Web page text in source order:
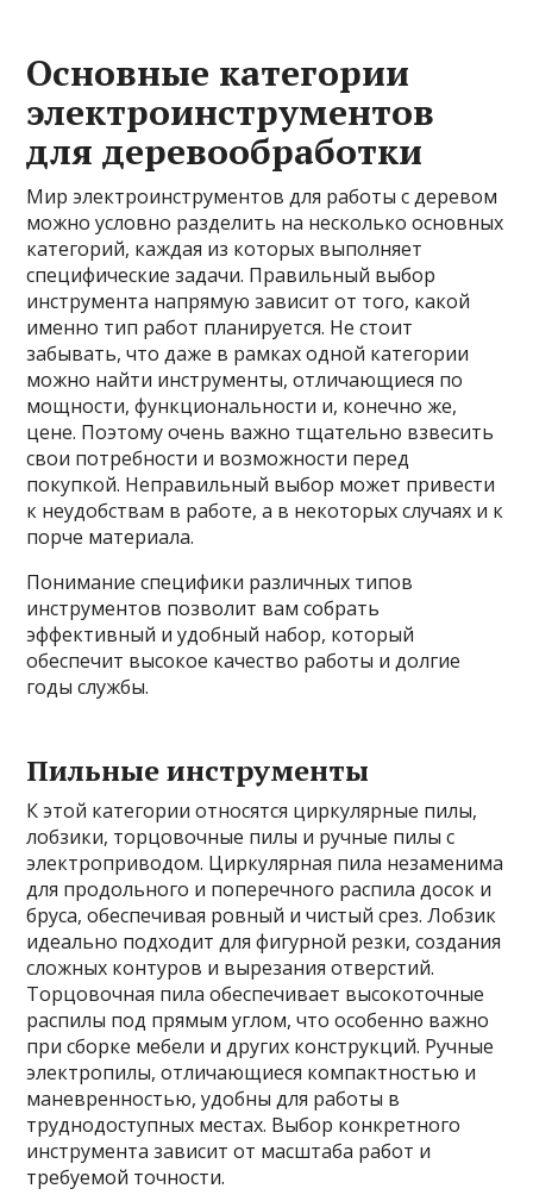
Основные категории
электроинструментов
для деревообработки
Мир электроинструментов для работы с деревом
можно условно разделить на несколько основных
категорий, каждая из которых выполняет
специфические задачи. Правильный выбор
инструмента напрямую зависит от того, какой
именно тип работ планируется. Не стоит
забывать, что даже в рамках одной категории
можно найти инструменты, отличающиеся по
мощности, функциональности и, конечно же,
цене. Поэтому очень важно тщательно взвесить
свои потребности и возможности перед
покупкой. Неправильный выбор может привести
к неудобствам в работе, а в некоторых случаях и к
порче материала.
Понимание специфики различных типов
инструментов позволит вам собрать
эффективный и удобный набор, который
обеспечит высокое качество работы и долгие
годы службы.
Пильные инструменты
К этой категории относятся циркулярные пилы,
лобзики, торцовочные пилы и ручные пилы с
электроприводом. Циркулярная пила незаменима
для продольного и поперечного распила досок и
бруса, обеспечивая ровный и чистый срез. Лобзик
идеально подходит для фигурной резки, создания
сложных контуров и вырезания отверстий.
Торцовочная пила обеспечивает высокоточные
распилы под прямым углом, что особенно важно
при сборке мебели и других конструкций. Ручные
электропилы, отличающиеся компактностью и
маневренностью, удобны для работы в
труднодоступных местах. Выбор конкретного
инструмента зависит от масштаба работ и
требуемой точности.